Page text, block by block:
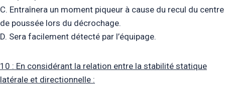
C. Entraînera un moment piqueur à cause du recul du centre
de poussée lors du décrochage.
D. Sera facilement détecté par l’équipage.
10 : En considérant la relation entre la stabilité statique
latérale et directionnelle :